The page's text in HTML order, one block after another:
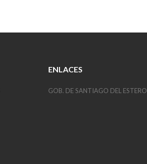
ENLACES
GOB. DE SANTIAGO DEL ESTERO